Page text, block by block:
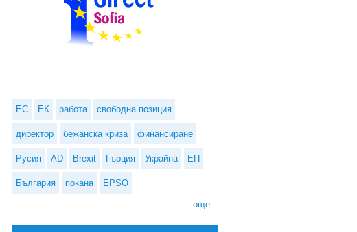
ЕС ЕК работа свободна позиция
директор бежанска криза финансиране
Русия AD Brexit Гърция Украйна ЕП
България покана EPSO
още...